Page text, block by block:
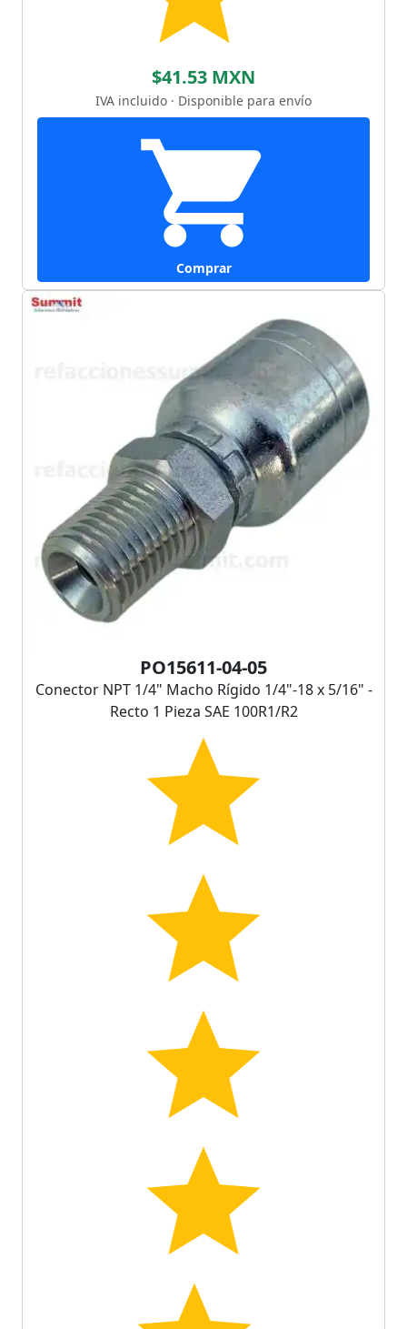
$41.53 MXN
IVA incluido · Disponible para envío
Comprar
PO15611-04-05
Conector NPT 1/4" Macho Rígido 1/4"-18 x 5/16" -
Recto 1 Pieza SAE 100R1/R2